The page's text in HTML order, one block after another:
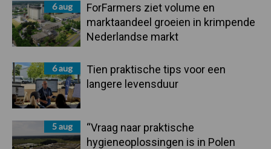
6 aug
ForFarmers ziet volume en
marktaandeel groeien in krimpende
Nederlandse markt
6 aug
Tien praktische tips voor een
langere levensduur
5 aug
“Vraag naar praktische
hygieneoplossingen is in Polen